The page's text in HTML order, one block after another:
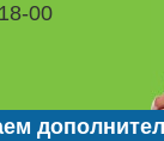
00